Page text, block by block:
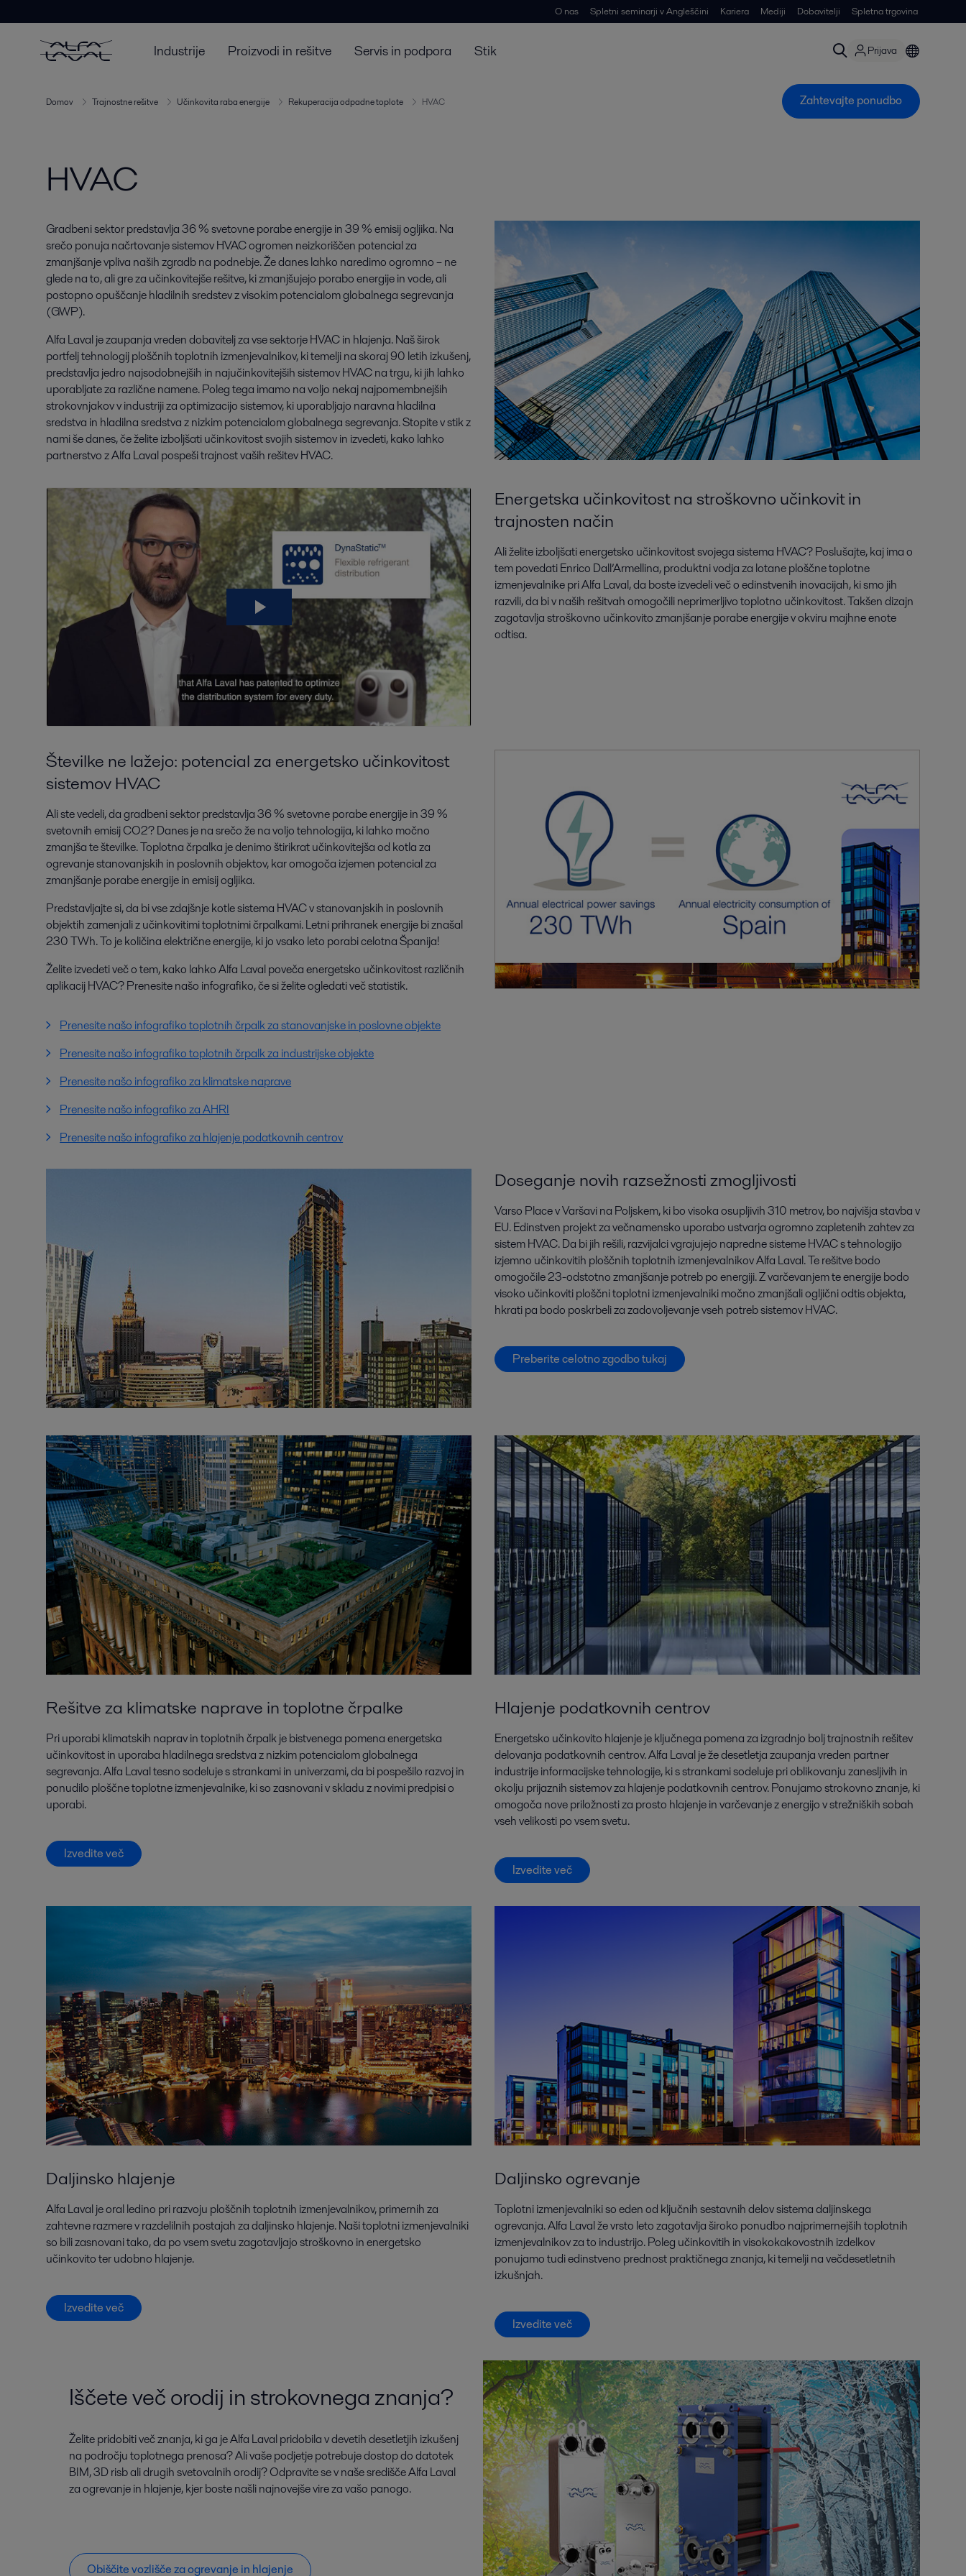
O nas Spletni seminarji v Angleščini Kariera Mediji Dobavitelji Spletna trgovina
Industrije Proizvodi in rešitve Servis in podpora Stik Prijava
Domov Trajnostne rešitve Učinkovita raba energije Rekuperacija odpadne toplote HVAC Zahtevajte ponudbo
HVAC
Gradbeni sektor predstavlja 36 % svetovne porabe energije in 39 % emisij ogljika. Na
srečo ponuja načrtovanje sistemov HVAC ogromen neizkoriščen potencial za
zmanjšanje vpliva naših zgradb na podnebje. Že danes lahko naredimo ogromno – ne
glede na to, ali gre za učinkovitejše rešitve, ki zmanjšujejo porabo energije in vode, ali
postopno opuščanje hladilnih sredstev z visokim potencialom globalnega segrevanja
(GWP).
Alfa Laval je zaupanja vreden dobavitelj za vse sektorje HVAC in hlajenja. Naš širok
portfelj tehnologij ploščnih toplotnih izmenjevalnikov, ki temelji na skoraj 90 letih izkušenj,
predstavlja jedro najsodobnejših in najučinkovitejših sistemov HVAC na trgu, ki jih lahko
uporabljate za različne namene. Poleg tega imamo na voljo nekaj najpomembnejših
strokovnjakov v industriji za optimizacijo sistemov, ki uporabljajo naravna hladilna
sredstva in hladilna sredstva z nizkim potencialom globalnega segrevanja. Stopite v stik z
nami še danes, če želite izboljšati učinkovitost svojih sistemov in izvedeti, kako lahko
partnerstvo z Alfa Laval pospeši trajnost vaših rešitev HVAC.
Energetska učinkovitost na stroškovno učinkovit in
trajnosten način
Ali želite izboljšati energetsko učinkovitost svojega sistema HVAC? Poslušajte, kaj ima o
tem povedati Enrico Dall’Armellina, produktni vodja za lotane ploščne toplotne
izmenjevalnike pri Alfa Laval, da boste izvedeli več o edinstvenih inovacijah, ki smo jih
razvili, da bi v naših rešitvah omogočili neprimerljivo toplotno učinkovitost. Takšen dizajn
zagotavlja stroškovno učinkovito zmanjšanje porabe energije v okviru majhne enote
odtisa.
Številke ne lažejo: potencial za energetsko učinkovitost
sistemov HVAC
Ali ste vedeli, da gradbeni sektor predstavlja 36 % svetovne porabe energije in 39 %
svetovnih emisij CO2? Danes je na srečo že na voljo tehnologija, ki lahko močno
zmanjša te številke. Toplotna črpalka je denimo štirikrat učinkovitejša od kotla za
ogrevanje stanovanjskih in poslovnih objektov, kar omogoča izjemen potencial za
zmanjšanje porabe energije in emisij ogljika.
Predstavljajte si, da bi vse zdajšnje kotle sistema HVAC v stanovanjskih in poslovnih
objektih zamenjali z učinkovitimi toplotnimi črpalkami. Letni prihranek energije bi znašal
230 TWh. To je količina električne energije, ki jo vsako leto porabi celotna Španija!
Želite izvedeti več o tem, kako lahko Alfa Laval poveča energetsko učinkovitost različnih
aplikacij HVAC? Prenesite našo infografiko, če si želite ogledati več statistik.
Prenesite našo infografiko toplotnih črpalk za stanovanjske in poslovne objekte
Prenesite našo infografiko toplotnih črpalk za industrijske objekte
Prenesite našo infografiko za klimatske naprave
Prenesite našo infografiko za AHRI
Prenesite našo infografiko za hlajenje podatkovnih centrov
Doseganje novih razsežnosti zmogljivosti
Varso Place v Varšavi na Poljskem, ki bo visoka osupljivih 310 metrov, bo najvišja stavba v
EU. Edinstven projekt za večnamensko uporabo ustvarja ogromno zapletenih zahtev za
sistem HVAC. Da bi jih rešili, razvijalci vgrajujejo napredne sisteme HVAC s tehnologijo
izjemno učinkovitih ploščnih toplotnih izmenjevalnikov Alfa Laval. Te rešitve bodo
omogočile 23-odstotno zmanjšanje potreb po energiji. Z varčevanjem te energije bodo
visoko učinkoviti ploščni toplotni izmenjevalniki močno zmanjšali ogljični odtis objekta,
hkrati pa bodo poskrbeli za zadovoljevanje vseh potreb sistemov HVAC.
Preberite celotno zgodbo tukaj
Rešitve za klimatske naprave in toplotne črpalke
Pri uporabi klimatskih naprav in toplotnih črpalk je bistvenega pomena energetska
učinkovitost in uporaba hladilnega sredstva z nizkim potencialom globalnega
segrevanja. Alfa Laval tesno sodeluje s strankami in univerzami, da bi pospešilo razvoj in
ponudilo ploščne toplotne izmenjevalnike, ki so zasnovani v skladu z novimi predpisi o
uporabi.
Izvedite več
Hlajenje podatkovnih centrov
Energetsko učinkovito hlajenje je ključnega pomena za izgradnjo bolj trajnostnih rešitev
delovanja podatkovnih centrov. Alfa Laval je že desetletja zaupanja vreden partner
industrije informacijske tehnologije, ki s strankami sodeluje pri oblikovanju zanesljivih in
okolju prijaznih sistemov za hlajenje podatkovnih centrov. Ponujamo strokovno znanje, ki
omogoča nove priložnosti za prosto hlajenje in varčevanje z energijo v strežniških sobah
vseh velikosti po vsem svetu.
Izvedite več
Daljinsko hlajenje
Alfa Laval je oral ledino pri razvoju ploščnih toplotnih izmenjevalnikov, primernih za
zahtevne razmere v razdelilnih postajah za daljinsko hlajenje. Naši toplotni izmenjevalniki
so bili zasnovani tako, da po vsem svetu zagotavljajo stroškovno in energetsko
učinkovito ter udobno hlajenje.
Izvedite več
Daljinsko ogrevanje
Toplotni izmenjevalniki so eden od ključnih sestavnih delov sistema daljinskega
ogrevanja. Alfa Laval že vrsto leto zagotavlja široko ponudbo najprimernejših toplotnih
izmenjevalnikov za to industrijo. Poleg učinkovitih in visokokakovostnih izdelkov
ponujamo tudi edinstveno prednost praktičnega znanja, ki temelji na večdesetletnih
izkušnjah.
Izvedite več
Iščete več orodij in strokovnega znanja?
Želite pridobiti več znanja, ki ga je Alfa Laval pridobila v devetih desetletjih izkušenj
na področju toplotnega prenosa? Ali vaše podjetje potrebuje dostop do datotek
BIM, 3D risb ali drugih svetovalnih orodij? Odpravite se v naše središče Alfa Laval
za ogrevanje in hlajenje, kjer boste našli najnovejše vire za vašo panogo.
Obiščite vozlišče za ogrevanje in hlajenje